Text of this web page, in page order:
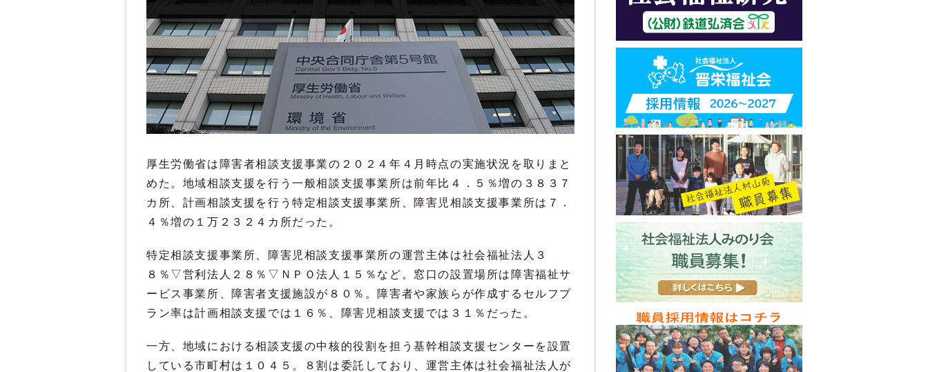
厚生労働省は障害者相談支援事業の２０２４年４月時点の実施状況を取りまと
めた。地域相談支援を行う一般相談支援事業所は前年比４．５％増の３８３７
カ所、計画相談支援を行う特定相談支援事業所、障害児相談支援事業所は７．
４％増の１万２３２４カ所だった。
特定相談支援事業所、障害児相談支援事業所の運営主体は社会福祉法人３
８％▽営利法人２８％▽ＮＰＯ法人１５％など。窓口の設置場所は障害福祉サ
ービス事業所、障害者支援施設が８０％。障害者や家族らが作成するセルフプ
ラン率は計画相談支援では１６％、障害児相談支援では３１％だった。
一方、地域における相談支援の中核的役割を担う基幹相談支援センターを設置
している市町村は１０４５。８割は委託しており、運営主体は社会福祉法人が